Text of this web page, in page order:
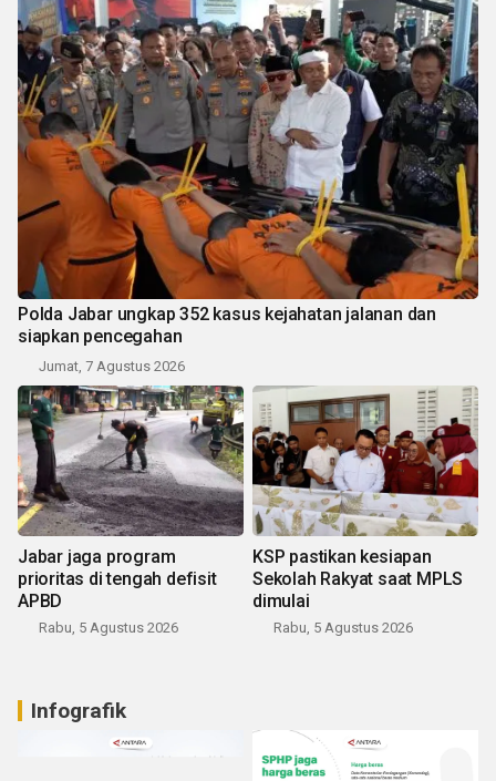
Polda Jabar ungkap 352 kasus kejahatan jalanan dan
siapkan pencegahan
Jumat, 7 Agustus 2026
Jabar jaga program
prioritas di tengah defisit
APBD
Rabu, 5 Agustus 2026
KSP pastikan kesiapan
Sekolah Rakyat saat MPLS
dimulai
Rabu, 5 Agustus 2026
Infografik